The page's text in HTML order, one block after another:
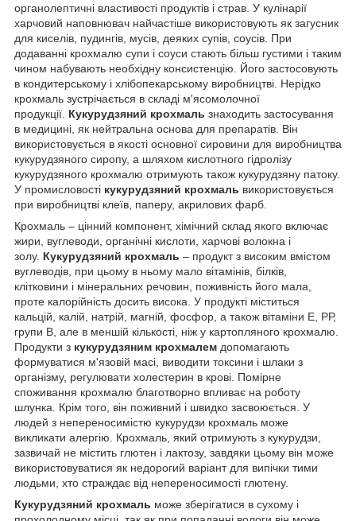
органолептичні властивості продуктів і страв. У кулінарії
харчовий наповнювач найчастіше використовують як загусник
для киселів, пудингів, мусів, деяких супів, соусів. При
додаванні крохмалю супи і соуси стають більш густими і таким
чином набувають необхідну консистенцію. Його застосовують
в кондитерському і хлібопекарському виробництві. Нерідко
крохмаль зустрічається в складі м'ясомолочної
продукції. Кукурудзяний крохмаль знаходить застосування
в медицині, як нейтральна основа для препаратів. Він
використовується в якості основної сировини для виробництва
кукурудзяного сиропу, а шляхом кислотного гідролізу
кукурудзяного крохмалю отримують також кукурудзяну патоку.
У промисловості кукурудзяний крохмаль використовується
при виробництві клеїв, паперу, акрилових фарб.
Крохмаль – цінний компонент, хімічний склад якого включає
жири, вуглеводи, органічні кислоти, харчові волокна і
золу. Кукурудзяний крохмаль – продукт з високим вмістом
вуглеводів, при цьому в ньому мало вітамінів, білків,
клітковини і мінеральних речовин, поживність його мала,
проте калорійність досить висока. У продукті міститься
кальцій, калій, натрій, магній, фосфор, а також вітаміни Е, РР,
групи В, але в меншій кількості, ніж у картопляного крохмалю.
Продукти з кукурудзяним крохмалем допомагають
формуватися м'язовій масі, виводити токсини і шлаки з
організму, регулювати холестерин в крові. Помірне
споживання крохмалю благотворно впливає на роботу
шлунка. Крім того, він поживний і швидко засвоюється. У
людей з непереносимістю кукурудзи крохмаль може
викликати алергію. Крохмаль, який отримують з кукурудзи,
зазвичай не містить глютен і лактозу, завдяки цьому він може
використовуватися як недорогий варіант для випічки тими
людьми, хто страждає від непереносимості глютену.
Кукурудзяний крохмаль може зберігатися в сухому і